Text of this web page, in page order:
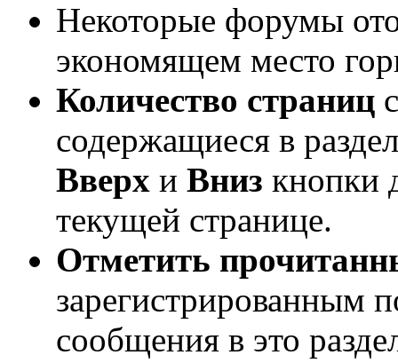
Некоторые форумы
экономящем место
Количество страниц
содержащиеся в
Вверх и Вниз кнопки
текущей странице.
Отметить
зарегистрированным
сообщения в это